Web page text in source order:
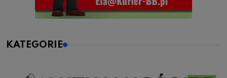
KATEGORIE